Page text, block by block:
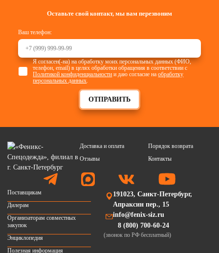
Оставьте свой контакт, мы вам перезвоним
Ваш телефон:
ОТПРАВИТЬ
Я согласен(-на) на обработку моих персональных данных (ФИО,
телефон, email) в целях обработки обращения в соответствии с
Политикой конфиденциальности и даю согласие наобработку
персональных данных
Доставка и оплата
Порядок возврата
Отзывы
Контакты
Поставщикам
Дилерам
Организаторам совместных
закупок
Энциклопедия
Полезная информация
191023, Санкт-Петербург,
Апраксин пер., 15
info@fenix-siz.ru
8 (800) 700-60-24
(звонок по РФ бесплатный)